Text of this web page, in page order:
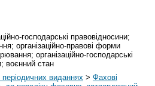
господарські правовідносини;
організаційно-правові форми
організаційно-господарські
воєнний стан
періодичних виданнях > Фахові